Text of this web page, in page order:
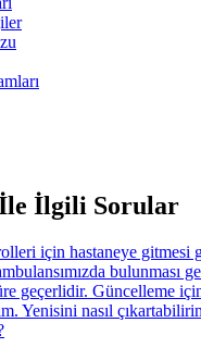
İlgili Sorular
için hastaneye
bulunması
geçerlidir. Güncelleme
Yenisini nasıl